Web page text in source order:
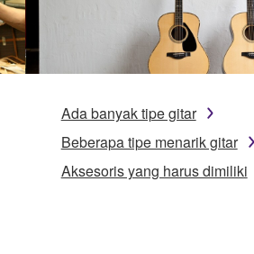
Ada banyak tipe gitar
Beberapa tipe menarik gitar
Aksesoris yang harus dimiliki